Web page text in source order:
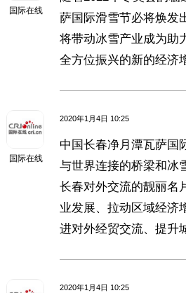
国际在线
萨国际滑雪节必将焕发
将带动冰雪产业成为助
全方位振兴的新的经济
国际在线
2020年1月4日 10:25
中国长春净月潭瓦萨国
与世界连接的桥梁和冰
长春对外交流的靓丽名
业发展、拉动区域经济
进对外经贸交流、提升
2020年1月4日 10:25